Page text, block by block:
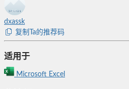
dxassk
复制Ta的推荐码
适用于
Microsoft Excel